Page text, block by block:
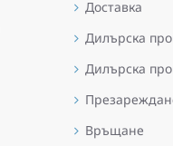
Доставка
Дилърска
Дилърска
Връщане